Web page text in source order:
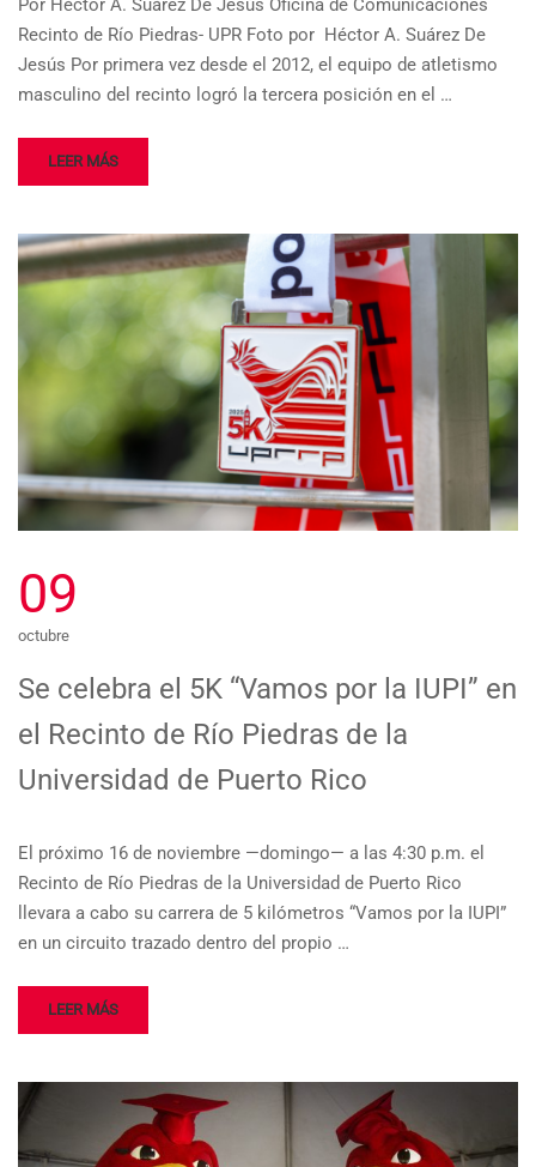
Por Héctor A. Suárez De Jesús Oficina de Comunicaciones
Recinto de Río Piedras- UPR Foto por Héctor A. Suárez De
Jesús Por primera vez desde el 2012, el equipo de atletismo
masculino del recinto logró la tercera posición en el …
LEER MÁS
09
octubre
Se celebra el 5K “Vamos por la IUPI” en
el Recinto de Río Piedras de la
Universidad de Puerto Rico
El próximo 16 de noviembre —domingo— a las 4:30 p.m. el
Recinto de Río Piedras de la Universidad de Puerto Rico
llevara a cabo su carrera de 5 kilómetros “Vamos por la IUPI”
en un circuito trazado dentro del propio …
LEER MÁS